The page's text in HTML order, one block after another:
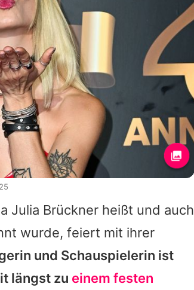
Julia Brückner heißt und auch
wurde, feiert mit ihrer
und Schauspielerin ist
längst zu einem festen